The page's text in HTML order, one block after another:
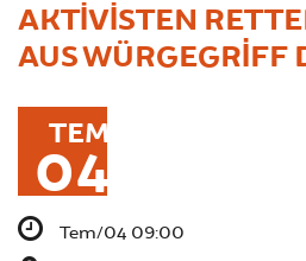
AKTIVISTEN
AUS WÜRGEGRIFF
TEM
04
Tem/04 09:00